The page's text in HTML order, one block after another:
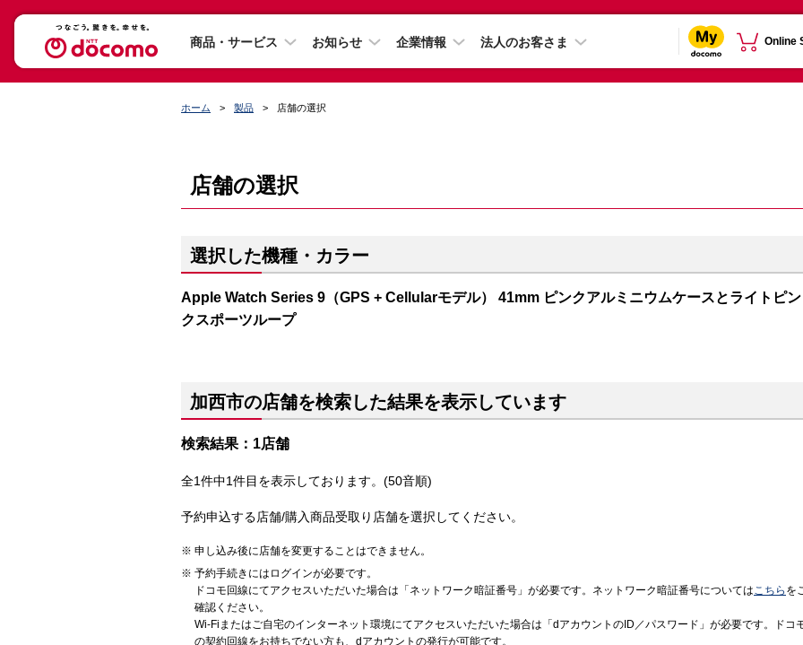
商品・サービス お知らせ 企業情報 法人のお客さま Online
ホーム 製品 店舗の選択
店舗の選択
選択した機種・カラー
Apple Watch Series 9（GPS + Cellularモデル） 41mm ピンクアルミニウムケースとライトピン
クスポーツループ
加西市の店舗を検索した結果を表示しています
検索結果：1店舗
全1件中1件目を表示しております。(50音順)
予約申込する店舗/購入商品受取り店舗を選択してください。
申し込み後に店舗を変更することはできません。
予約手続きにはログインが必要です。
ドコモ回線にてアクセスいただいた場合は「ネットワーク暗証番号」が必要です。ネットワーク暗証番号についてはこちら を
確認ください。
Wi-Fiまたはご自宅のインターネット環境にてアクセスいただいた場合は「dアカウントのID／パスワード」が必要です。ドコ
の契約回線をお持ちでない方も、dアカウントの発行が可能です。